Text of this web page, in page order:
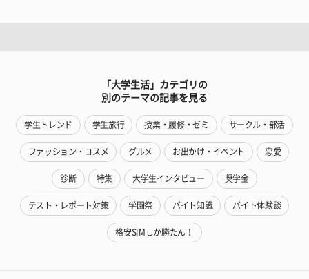
「大学生活」カテゴリの
別のテーマの記事を見る
学生トレンド 学生旅行 授業・履修・ゼミ サークル・部活
ファッション・コスメ グルメ お出かけ・イベント 恋愛
診断 特集 大学生インタビュー 奨学金
テスト・レポート対策 学園祭 バイト知識 バイト体験談
格安SIMしか勝たん！